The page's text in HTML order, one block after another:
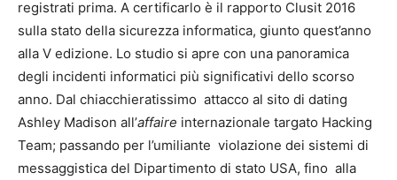
registrati prima. A certificarlo è il rapporto Clusit 2016
sulla stato della sicurezza informatica, giunto quest’anno
alla V edizione. Lo studio si apre con una panoramica
degli incidenti informatici più significativi dello scorso
anno. Dal chiacchieratissimo attacco al sito di dating
Ashley Madison all’affaire internazionale targato Hacking
Team; passando per l’umiliante violazione dei sistemi di
messaggistica del Dipartimento di stato USA, fino alla